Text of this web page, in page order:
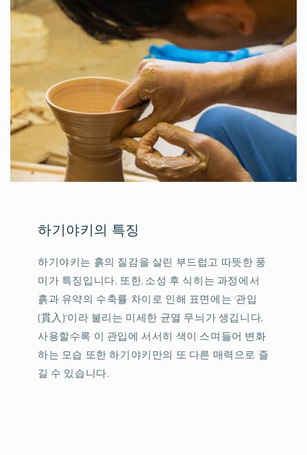
하기야키의 특징
하기야키는 흙의 질감을 살린 부드럽고 따뜻한 풍
미가 특징입니다. 또한, 소성 후 식히는 과정에서
흙과 유약의 수축률 차이로 인해 표면에는 ‘관입
(貫入)’이라 불리는 미세한 균열 무늬가 생깁니다.
사용할수록 이 관입에 서서히 색이 스며들어 변화
하는 모습 또한 하기야키만의 또 다른 매력으로 즐
길 수 있습니다.